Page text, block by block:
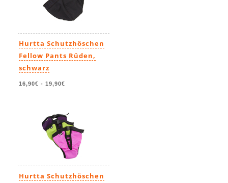
Hurtta Schutzhöschen
Fellow Pants Rüden,
schwarz
16,90€ - 19,90€
Hurtta Schutzhöschen